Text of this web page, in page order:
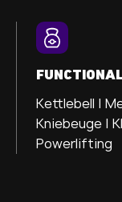
Kettlebell |
Kniebeuge |
Powerlifting